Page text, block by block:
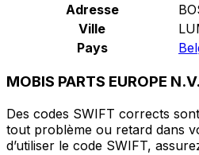
Adresse
Ville
Pays
MOBIS PARTS EUROPE
Des codes SWIFT corrects
tout problème ou retard dans
d’utiliser le code SWIFT,